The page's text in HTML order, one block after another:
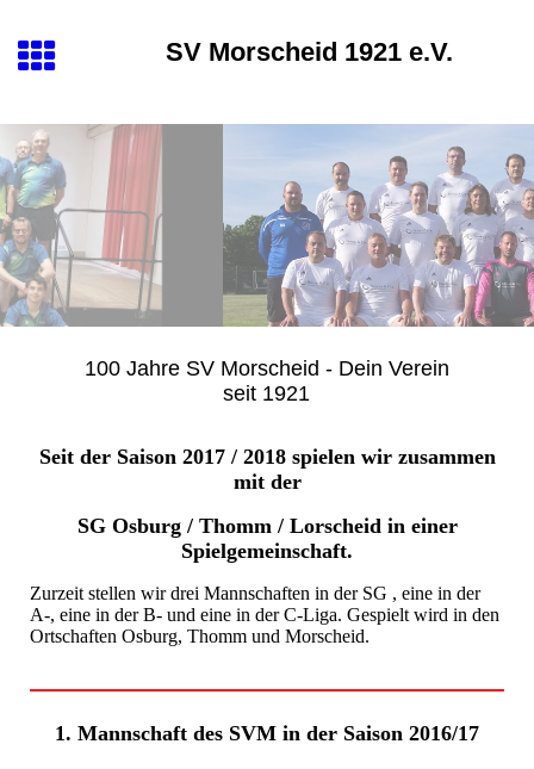
SV Morscheid 1921 e.V.
100 Jahre SV Morscheid - Dein Verein
seit 1921
Seit der Saison 2017 / 2018 spielen wir zusammen
mit der
SG Osburg / Thomm / Lorscheid in einer
Spielgemeinschaft.
Zurzeit stellen wir drei Mannschaften in der SG , eine in der
A-, eine in der B- und eine in der C-Liga. Gespielt wird in den
Ortschaften Osburg, Thomm und Morscheid.
1. Mannschaft des SVM in der Saison 2016/17